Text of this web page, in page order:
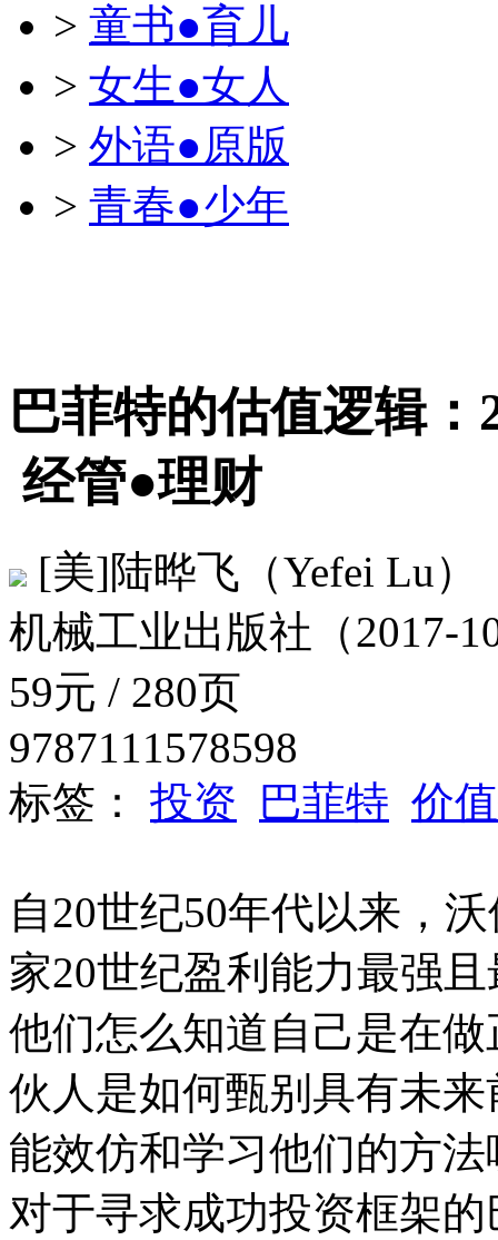
> 童书●育儿
> 女生●女人
> 外语●原版
> 青春●少年
巴菲特的估值逻辑
经管●理财
[美]陆晔飞（Yefei Lu）
机械工业出版社（2017-
59元 / 280页
9787111578598
标签： 投资 巴菲特 价
自20世纪50年代以来，
家20世纪盈利能力最强
他们怎么知道自己是在
伙人是如何甄别具有未
能效仿和学习他们的方法
对于寻求成功投资框架